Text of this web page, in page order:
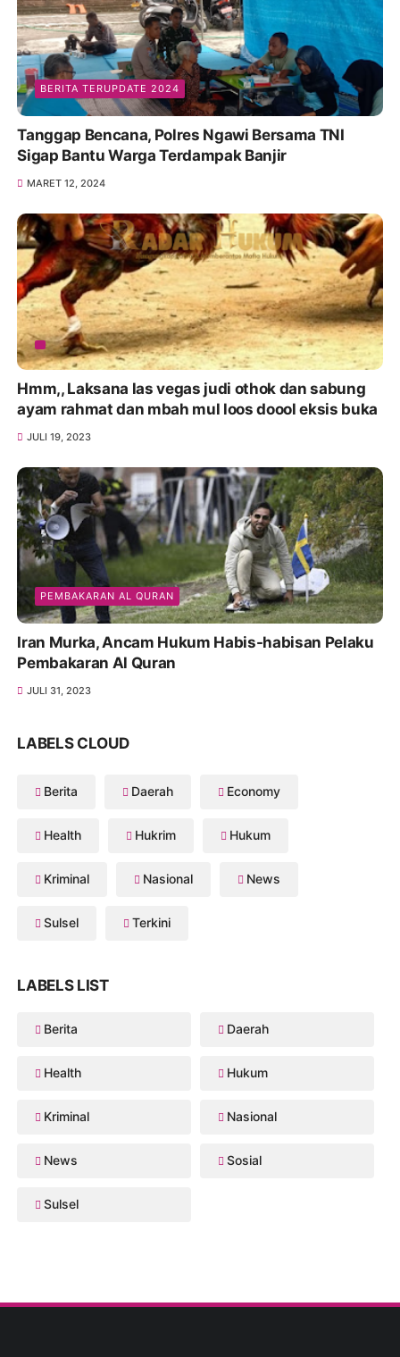
BERITA TERUPDATE 2024
Tanggap Bencana, Polres Ngawi Bersama TNI
Sigap Bantu Warga Terdampak Banjir
MARET 12, 2024
Hmm,, Laksana las vegas judi othok dan sabung
ayam rahmat dan mbah mul loos doool eksis buka
JULI 19, 2023
PEMBAKARAN AL QURAN
Iran Murka, Ancam Hukum Habis-habisan Pelaku
Pembakaran Al Quran
JULI 31, 2023
LABELS CLOUD
Berita Daerah Economy
Health Hukrim Hukum
Kriminal Nasional News
Sulsel Terkini
LABELS LIST
Berita Daerah
Health Hukum
Kriminal Nasional
News Sosial
Sulsel